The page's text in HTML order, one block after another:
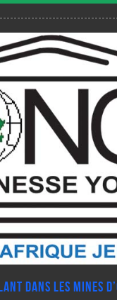
dans les mines